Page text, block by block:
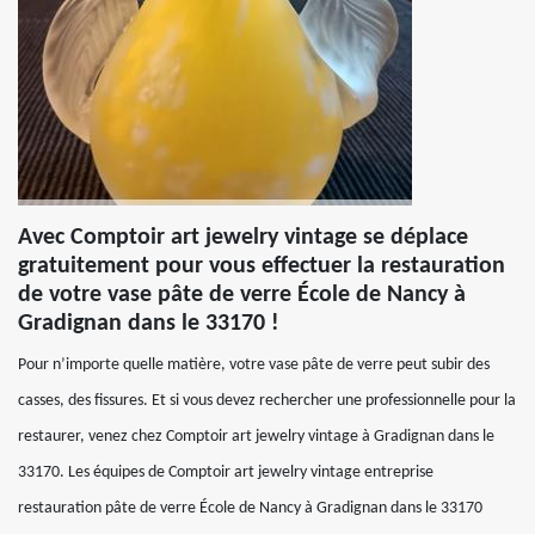
Avec Comptoir art jewelry vintage se déplace
gratuitement pour vous effectuer la restauration
de votre vase pâte de verre École de Nancy à
Gradignan dans le 33170 !
Pour n’importe quelle matière, votre vase pâte de verre peut subir des
casses, des fissures. Et si vous devez rechercher une professionnelle pour la
restaurer, venez chez Comptoir art jewelry vintage à Gradignan dans le
33170. Les équipes de Comptoir art jewelry vintage entreprise
restauration pâte de verre École de Nancy à Gradignan dans le 33170